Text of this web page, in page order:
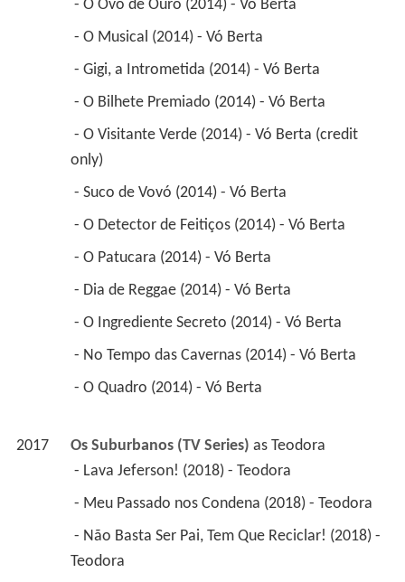
- O Ovo de Ouro (2014) - Vó Berta
- O Musical (2014) - Vó Berta
- Gigi, a Intrometida (2014) - Vó Berta
- O Bilhete Premiado (2014) - Vó Berta
only)
- Suco de Vovó (2014) - Vó Berta
- O Detector de Feitiços (2014) - Vó Berta
- O Patucara (2014) - Vó Berta
- Dia de Reggae (2014) - Vó Berta
- O Ingrediente Secreto (2014) - Vó Berta
- No Tempo das Cavernas (2014) - Vó Berta
- O Quadro (2014) - Vó Berta
2017 Os Suburbanos (TV Series) as Teodora
- Lava Jeferson! (2018) - Teodora
- Meu Passado nos Condena (2018) - Teodora
Teodora